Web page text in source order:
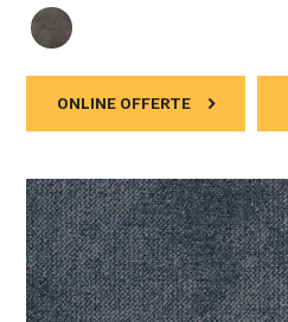
ONLINE OFFERTE